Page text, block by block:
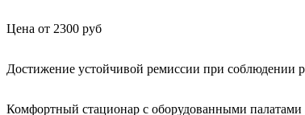
Цена от 2300 руб
Достижение устойчивой ремиссии при соблюдении
Комфортный стационар с оборудованными палатами